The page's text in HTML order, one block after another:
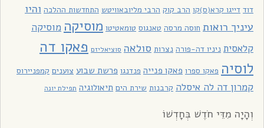
דוד דייגו קרא(ס)קו הרב קוק הרבי מליובאוויטש התחדשות ההלכה והיו
עיניך רואות חוסה מרסה טאנגוס טומאטיטו מוסיקה מוסיקה
קלאסית ניניו דה-פורה נצרות סולאה סוציאליזם פאקו דה
לוסיה פאקו ספרו פאקו פנייה פנדנגו פרשת שבוע צוענים קמפניירוס
קמרון דה לה איסלה קרבנות שירת הים תיאולוגיה תפילת יונה
וְהָיָה מִדֵּי חֹדֶשׁ בְּחָדְשׁוֹ